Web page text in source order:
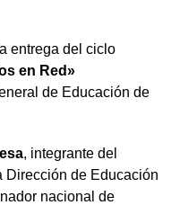
entrega del ciclo
en Red»
de Educación de
, integrante del
Dirección de Educación
nacional de